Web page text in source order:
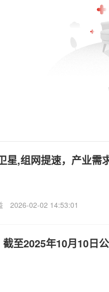
星,组网提速，产业需
2026-02-02 14:53:01
截至2025年10月10日